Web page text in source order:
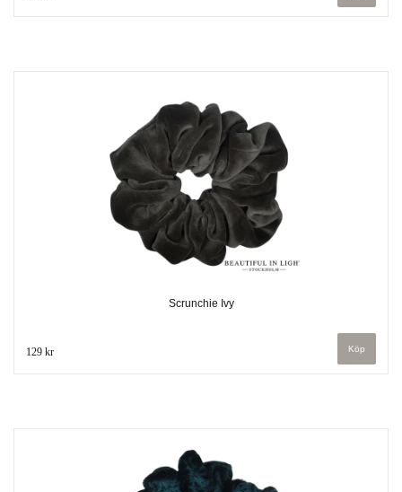
Scrunchie Ivy
129 kr